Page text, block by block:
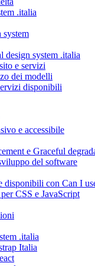
.italia
system
design system .italia
e servizi
dei modelli
disponibili
e accessibile
e Graceful
del software
disponibili con Can I
CSS e JavaScript
.italia
Italia